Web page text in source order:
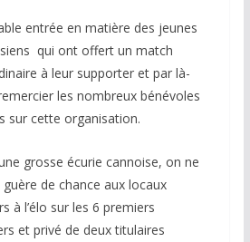
entrée en matière des jeunes
qui ont offert un match
à leur supporter et par là-
les nombreux bénévoles
sur cette organisation.
grosse écurie cannoise, on ne
de chance aux locaux
à l’élo sur les 6 premiers
et privé de deux titulaires